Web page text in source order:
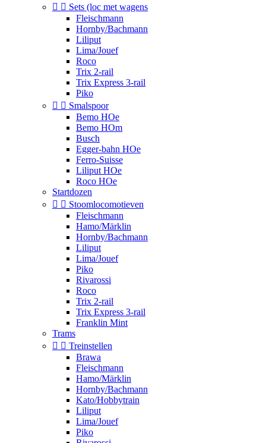
  Sets (loc met wagens
Fleischmann
Hornby/Bachmann
Liliput
Lima/Jouef
Roco
Trix 2-rail
Trix Express 3-rail
Piko
  Smalspoor
Bemo HOe
Bemo HOm
Busch
Egger-bahn HOe
Ferro-Suisse
Liliput HOe
Roco HOe
Startdozen
  Stoomlocomotieven
Fleischmann
Hamo/Märklin
Hornby/Bachmann
Liliput
Lima/Jouef
Piko
Rivarossi
Roco
Trix 2-rail
Trix Express 3-rail
Franklin Mint
Trams
  Treinstellen
Brawa
Fleischmann
Hamo/Märklin
Hornby/Bachmann
Kato/Hobbytrain
Liliput
Lima/Jouef
Piko